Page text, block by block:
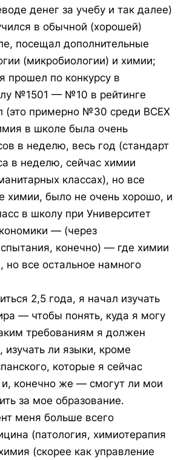
денег за учебу и так далее)
в обычной (хорошей)
посещал дополнительные
(микробиологии) и химии;
прошел по конкурсу в
№1501 — №10 в рейтинге
(это примерно №30 среди ВСЕХ
в школе была очень
в неделю, весь год (стандарт
в неделю, сейчас химии
классах), но все
химии, было не очень хорошо, и
в школу при Университет
— (через
конечно) — где химии
все остальное намного
2,5 года, я начал изучать
— чтобы понять, куда я могу
требованиям я должен
изучать ли языки, кроме
которые я сейчас
конечно же — смогут ли мои
за мое образование.
меня больше всего
(патология, химиотерапия
(скорее как управление